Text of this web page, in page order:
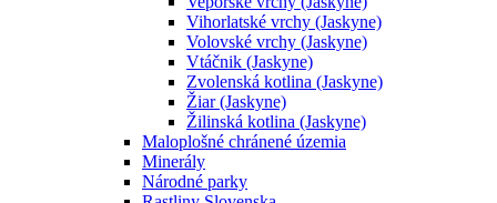
Vihorlatské vrchy (Jaskyne)
Volovské vrchy (Jaskyne)
Vtáčnik (Jaskyne)
Zvolenská kotlina (Jaskyne)
Žiar (Jaskyne)
Žilinská kotlina (Jaskyne)
Maloplošné chránené územia
Minerály
Národné parky